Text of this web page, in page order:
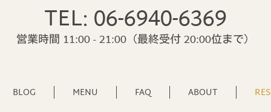
TEL: 06-6940-6369
営業時間 11:00 - 21:00 （最終受付 20:00位まで）
BLOG MENU FAQ ABOUT